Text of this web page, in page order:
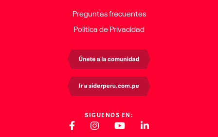
Preguntas frecuentes
Política de Privacidad
SIGUENOS EN: